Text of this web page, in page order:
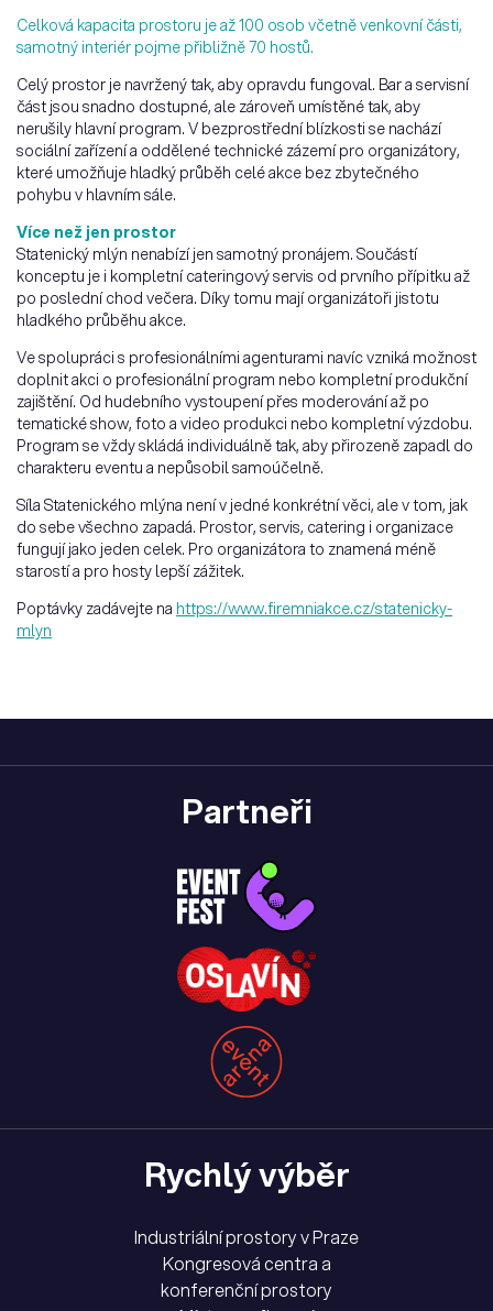
Celková kapacita prostoru je až 100 osob včetně venkovní části,
samotný interiér pojme přibližně 70 hostů.
Celý prostor je navržený tak, aby opravdu fungoval. Bar a servisní
část jsou snadno dostupné, ale zároveň umístěné tak, aby
nerušily hlavní program. V bezprostřední blízkosti se nachází
sociální zařízení a oddělené technické zázemí pro organizátory,
které umožňuje hladký průběh celé akce bez zbytečného
pohybu v hlavním sále.
Více než jen prostor
Statenický mlýn nenabízí jen samotný pronájem. Součástí
konceptu je i kompletní cateringový servis od prvního přípitku až
po poslední chod večera. Díky tomu mají organizátoři jistotu
hladkého průběhu akce.
Ve spolupráci s profesionálními agenturami navíc vzniká možnost
doplnit akci o profesionální program nebo kompletní produkční
zajištění. Od hudebního vystoupení přes moderování až po
tematické show, foto a video produkci nebo kompletní výzdobu.
Program se vždy skládá individuálně tak, aby přirozeně zapadl do
charakteru eventu a nepůsobil samoúčelně.
Síla Statenického mlýna není v jedné konkrétní věci, ale v tom, jak
do sebe všechno zapadá. Prostor, servis, catering i organizace
fungují jako jeden celek. Pro organizátora to znamená méně
starostí a pro hosty lepší zážitek.
Poptávky zadávejte na https://www.firemniakce.cz/statenicky-
mlyn
Partneři
Rychlý výběr
Industriální prostory v Praze
Kongresová centra a
konferenční prostory